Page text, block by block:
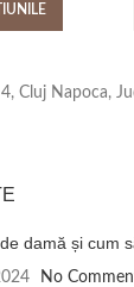
Cluj Napoca,
damă și cum
No